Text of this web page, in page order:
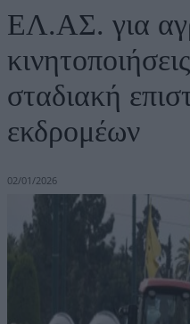
ΕΛ.ΑΣ. για
σταδιακή
εκδρομέων
02/01/2026